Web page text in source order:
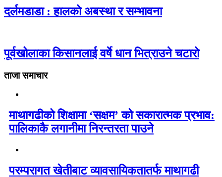
दर्लमडाडा : हालको अबस्था र सम्भावना
पूर्वखोलाका किसानलाई वर्षे धान भित्राउने चटारो
ताजा समाचार
माथागढीको शिक्षामा ‘सक्षम’ को सकारात्मक प्रभाव:
पालिकाकै लगानीमा निरन्तरता पाउने
परम्परागत खेतीबाट व्यावसायिकतातर्फ माथागढी